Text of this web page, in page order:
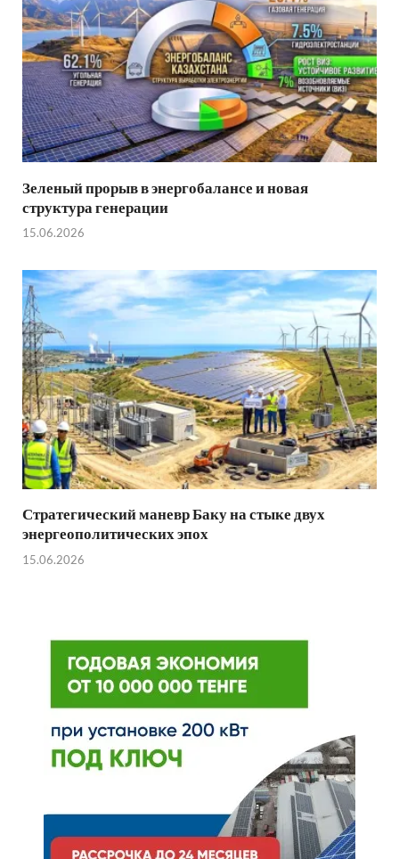
Зеленый прорыв в энергобалансе и новая
структура генерации
15.06.2026
Стратегический маневр Баку на стыке двух
энергеополитических эпох
15.06.2026